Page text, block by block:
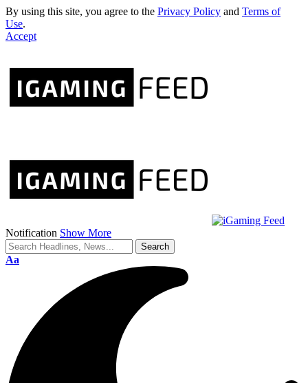
By using this site, you agree to the Privacy Policy and Terms of
Use.
Accept
Notification Show More
Aa